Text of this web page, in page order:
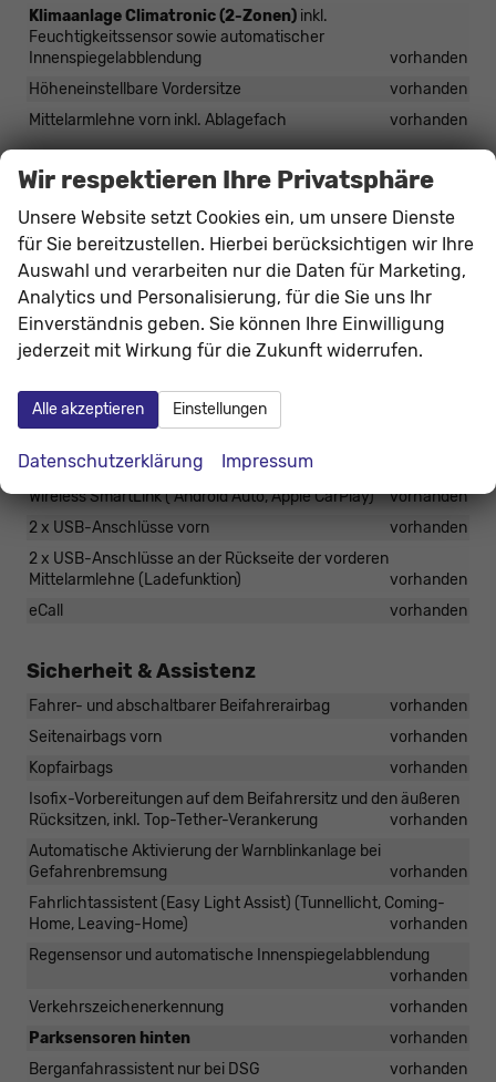
Klimaanlage Climatronic (2-Zonen) inkl.
Feuchtigkeitssensor sowie automatischer
Innenspiegelabblendung
vorhanden
Höheneinstellbare Vordersitze
vorhanden
Mittelarmlehne vorn inkl. Ablagefach
vorhanden
Infotainment & Kommunikation
Infotainment Basic
8 Lautsprecher
Wireless SmartLink (Apple CarPlay, Android Auto)
Mittelarmlehne vorn
2 USB-Anschlüsse (Typ C) an Rückseite der vorderen
Mittelarmlehne (Ladefunktion)
vorhanden
Digitaler Radioempfang DAB+
Bluetooth-Freisprecheinrichtung
Digital Cockpit 8 Zoll (virtuelles Cockpit)
Wireless SmartLink ( Android Auto, Apple CarPlay)
vorhanden
2 x USB-Anschlüsse vorn
vorhanden
2 x USB-Anschlüsse an der Rückseite der vorderen
Mittelarmlehne (Ladefunktion)
vorhanden
eCall
vorhanden
Sicherheit & Assistenz
Fahrer- und abschaltbarer Beifahrerairbag
vorhanden
Seitenairbags vorn
vorhanden
Kopfairbags
vorhanden
Isofix-Vorbereitungen auf dem Beifahrersitz und den äußeren
Rücksitzen, inkl. Top-Tether-Verankerung
vorhanden
Automatische Aktivierung der Warnblinkanlage bei
Gefahrenbremsung
vorhanden
Fahrlichtassistent (Easy Light Assist) (Tunnellicht, Coming-
Home, Leaving-Home)
vorhanden
Regensensor und automatische Innenspiegelabblendung
vorhanden
Verkehrszeichenerkennung
vorhanden
Parksensoren hinten
vorhanden
Berganfahrassistent nur bei DSG
vorhanden
Wir respektieren Ihre Privatsphäre
Unsere Website setzt Cookies ein, um unsere Dienste
für Sie bereitzustellen. Hierbei berücksichtigen wir Ihre
Auswahl und verarbeiten nur die Daten für Marketing,
Analytics und Personalisierung, für die Sie uns Ihr
Einverständnis geben. Sie können Ihre Einwilligung
jederzeit mit Wirkung für die Zukunft widerrufen.
Alle akzeptieren Einstellungen
Datenschutzerklärung Impressum